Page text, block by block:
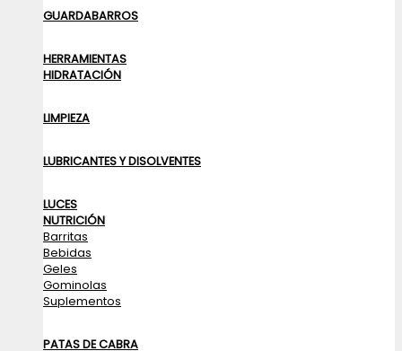
GUARDABARROS
HERRAMIENTAS
HIDRATACIÓN
LIMPIEZA
LUBRICANTES Y DISOLVENTES
LUCES
NUTRICIÓN
Barritas
Bebidas
Geles
Gominolas
Suplementos
PATAS DE CABRA